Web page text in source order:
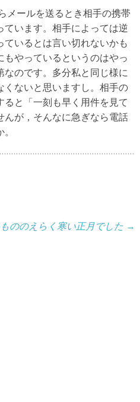
メールを送るとき相手の携帯
ています。相手によっては逆
いるとは言い切れないかも
もやっているというのはやっ
のです。多分私と同じ様に
くないと思いますし。相手の
と「一刻も早く用件を見て
んが，そんなに急ぎなら電話
ののえらく寒い正月でした →